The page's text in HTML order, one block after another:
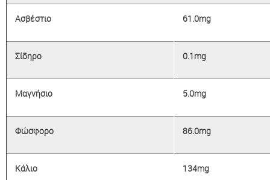
Ασβέστιο 61.0mg
Σίδηρο 0.1mg
Μαγνήσιο 5.0mg
Φώσφορο 86.0mg
Κάλιο 134mg